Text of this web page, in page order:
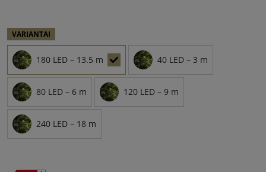
VARIANTAI
180 LED – 13.5 m 40 LED – 3 m
80 LED – 6 m 120 LED – 9 m
240 LED – 18 m